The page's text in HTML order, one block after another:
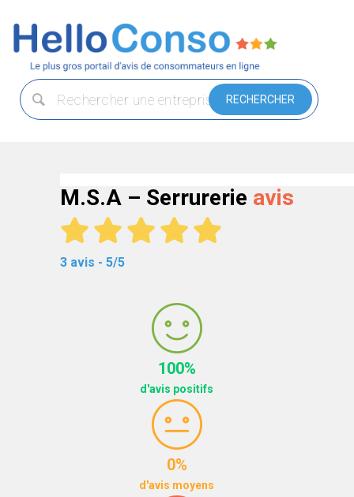
M.S.A – Serrurerie avis
3 avis - 5/5
100%
d'avis positifs
0%
d'avis moyens